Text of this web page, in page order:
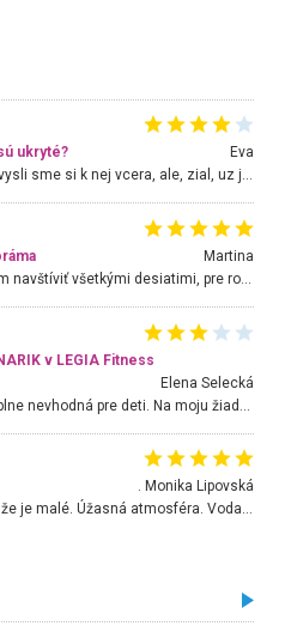
ukryté?
Eva
Hojdacka v Krpelanoch uz nie je, vysli sme si k nej vcera, ale, zial, uz je znicena. Ak sem planujete cestu len kvoli hojdacke, mozete si ju usetrit. Krasny vyhlad je tu vsak aj bez hojdacky :-)
Martina
Nádherné miesto ktoré odporúčam navštíviť všetkými desiatimi, pre rodiny s deťmi, dôchodcom... Proste a jednoducho ozaj rozprávkový les.. určite ešte prídeme. Odniesli sme si na pamiatku krásne tričká,
v LEGIA Fitness
Elena Selecká
. Monika Lipovská
Úžasné prostredie, napriek tomu, že je malé. Úžasná atmosféra. Voda fantastická a nádherná. Ľudí je pomerne veľa, ale su mili a ohľaduplní. Je veľmi zaujímavé sledovať, ako dokážu spolu športovať cudzí ľudia a bez ohľadu na vek. Vládne tu pohoda. Vnuka neviem dostať z vody. Ďakujem za krásny deň . Urcite sa sem vrátim. Jediný problém je s parkovaním, ale aj ten sa mi podarilo vyriešiť. Monika Bratislava